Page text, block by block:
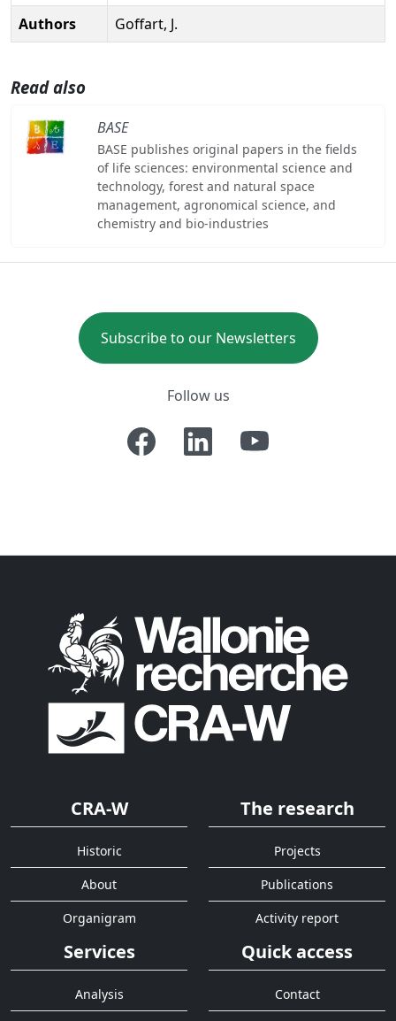
Authors
Goffart, J.
Read also
BASE
BASE publishes original papers in the fields
of life sciences: environmental science and
technology, forest and natural space
management, agronomical science, and
chemistry and bio-industries
Subscribe to our Newsletters
Follow us
CRA-W
Historic
About
Organigram
The research
Projects
Publications
Activity report
Services
Analysis
Quick access
Contact